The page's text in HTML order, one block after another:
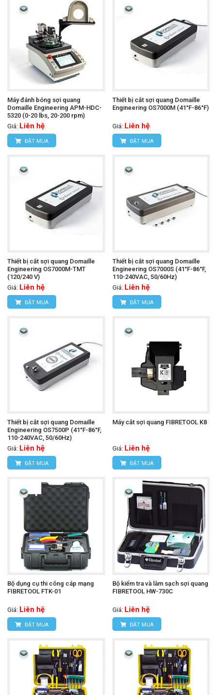
Máy đánh bóng sợi quang
Domaille Engineering APM-HDC-
5320 (0-20 lbs, 20-200 rpm)
Giá: Liên hệ
ĐẶT MUA
Thiết bị cắt sợi quang Domaille
Engineering OS7000M (41°F-86°F)
Giá: Liên hệ
ĐẶT MUA
Thiết bị cắt sợi quang Domaille
Engineering OS7000M-TMT
(120/240 V)
Giá: Liên hệ
ĐẶT MUA
Thiết bị cắt sợi quang Domaille
Engineering OS7000S (41°F-86°F,
110-240VAC, 50/60Hz)
Giá: Liên hệ
ĐẶT MUA
Thiết bị cắt sợi quang Domaille
Engineering OS7500P (41°F-86°F,
110-240VAC, 50/60Hz)
Giá: Liên hệ
ĐẶT MUA
Máy cắt sợi quang FIBRETOOL K8
Giá: Liên hệ
ĐẶT MUA
Bộ dụng cụ thi công cáp mạng
FIBRETOOL FTK-01
Giá: Liên hệ
ĐẶT MUA
Bộ kiểm tra và làm sạch sợi quang
FIBRETOOL HW-730C
Giá: Liên hệ
ĐẶT MUA